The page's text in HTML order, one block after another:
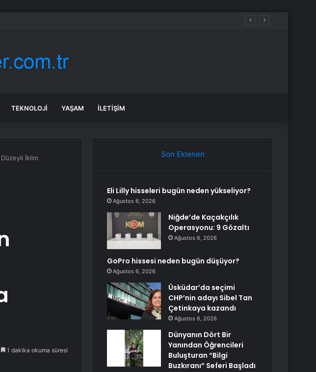
TEKNOLOJI YAŞAM İLETIŞIM
İklim
1 dakika okuma süresi
Son Eklenen
Eli Lilly hisseleri bugün neden yükseliyor?
Ağustos 6, 2026
Niğde’de Kaçakçılık
Operasyonu: 9 Gözaltı
Ağustos 6, 2026
GoPro hissesi neden bugün düşüyor?
Ağustos 6, 2026
Üsküdar’da seçimi
CHP’nin adayı Sibel Tan
Çetinkaya kazandı
Ağustos 6, 2026
Dünyanın Dört Bir
Yanından Öğrencileri
Buluşturan “Bilgi
Buzkıranı” Seferi Başladı